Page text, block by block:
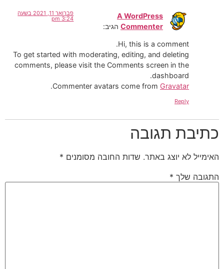
A WordPress
Commenter הגיב:
פברואר 11, 2021 בשעה
3:24 pm
Hi, this is a comment.
To get started with moderating, editing, and deleting
comments, please visit the Comments screen in the
dashboard.
Commenter avatars come from Gravatar
.
Reply
כתיבת תגובה
האימייל לא יוצג באתר. שדות החובה מסומנים *
התגובה שלך *